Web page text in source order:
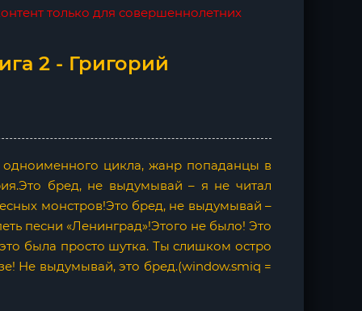
только для совершеннолетних
2 - Григорий
одноименного цикла, жанр попаданцы в
бред, не выдумывай – я не читал
монстров!Это бред, не выдумывай –
песни «Ленинград»!Этого не было! Это
была просто шутка. Ты слишком остро
Не выдумывай, это бред.(window.smiq =